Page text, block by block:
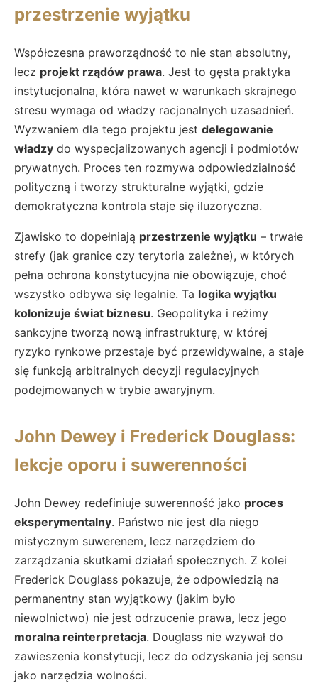
przestrzenie wyjątku
Współczesna praworządność to nie stan absolutny,
lecz projekt rządów prawa. Jest to gęsta praktyka
instytucjonalna, która nawet w warunkach skrajnego
stresu wymaga od władzy racjonalnych uzasadnień.
Wyzwaniem dla tego projektu jest delegowanie
władzy do wyspecjalizowanych agencji i podmiotów
prywatnych. Proces ten rozmywa odpowiedzialność
polityczną i tworzy strukturalne wyjątki, gdzie
demokratyczna kontrola staje się iluzoryczna.
Zjawisko to dopełniają przestrzenie wyjątku – trwałe
strefy (jak granice czy terytoria zależne), w których
pełna ochrona konstytucyjna nie obowiązuje, choć
wszystko odbywa się legalnie. Ta logika wyjątku
kolonizuje świat biznesu. Geopolityka i reżimy
sankcyjne tworzą nową infrastrukturę, w której
ryzyko rynkowe przestaje być przewidywalne, a staje
się funkcją arbitralnych decyzji regulacyjnych
podejmowanych w trybie awaryjnym.
John Dewey i Frederick Douglass:
lekcje oporu i suwerenności
John Dewey redefiniuje suwerenność jako proces
eksperymentalny. Państwo nie jest dla niego
mistycznym suwerenem, lecz narzędziem do
zarządzania skutkami działań społecznych. Z kolei
Frederick Douglass pokazuje, że odpowiedzią na
permanentny stan wyjątkowy (jakim było
niewolnictwo) nie jest odrzucenie prawa, lecz jego
moralna reinterpretacja. Douglass nie wzywał do
zawieszenia konstytucji, lecz do odzyskania jej sensu
jako narzędzia wolności.